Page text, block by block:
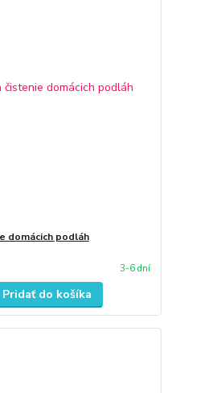
domácich podláh
3-6 dní
Pridať do košíka